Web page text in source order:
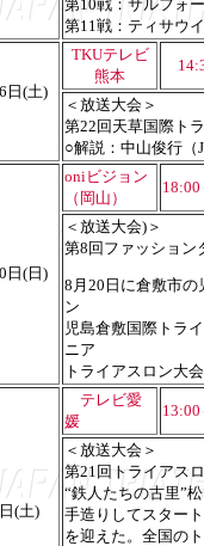
第10戦：サルフォ
第11戦：ティサウ
日(土)
TKUテレビ
熊本
＜放送大会＞
第22回天草国際ト
○解説：中山俊行（
日(日)
oniビジョン
（岡山）
＜放送大会)＞
第8回ファッション
8月20日に倉敷市
ン
児島倉敷国際トラ
ニア
トライアスロン大
(土)
テレビ愛
媛
13:00
＜放送大会＞
第21回トライアス
“鉄人たちの古里”
手造りしてスター
を迎えた。全国の